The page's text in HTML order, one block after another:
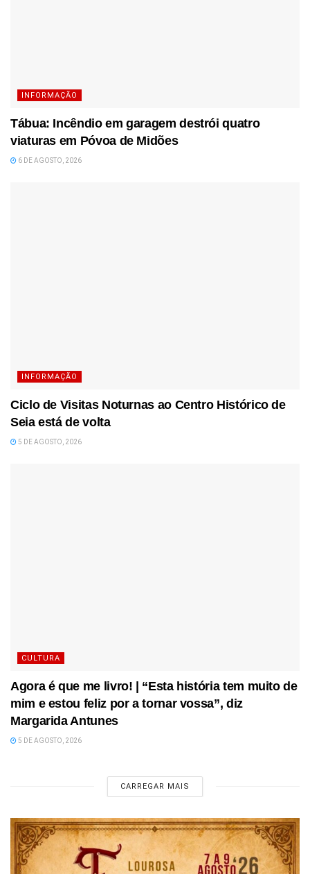
INFORMAÇÃO
Tábua: Incêndio em garagem destrói quatro
viaturas em Póvoa de Midões
6 DE AGOSTO, 2026
INFORMAÇÃO
Ciclo de Visitas Noturnas ao Centro Histórico de
Seia está de volta
5 DE AGOSTO, 2026
CULTURA
Agora é que me livro! | “Esta história tem muito de
mim e estou feliz por a tornar vossa”, diz
Margarida Antunes
5 DE AGOSTO, 2026
CARREGAR MAIS